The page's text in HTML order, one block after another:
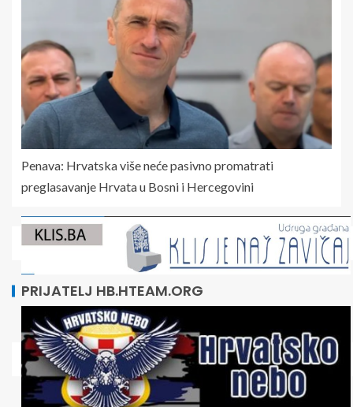
Penava: Hrvatska više neće pasivno promatrati
preglasavanje Hrvata u Bosni i Hercegovini
PRIJATELJ HB.HTEAM.ORG